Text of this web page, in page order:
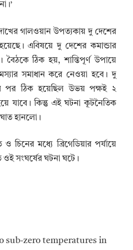
গালওয়ান উপত্যকায় দু দেশের
এবিষয়ে দু দেশের কমান্ডার
বৈঠকে ঠিক হয়, শান্তিপূর্ণ উপায়ে
সমাধান করে নেওয়া হবে। দু
পর ঠিক হয়েছিল উভয় পক্ষই ২
যাবে। কিন্তু এই ঘটনা কূটনৈতিক
হানলো।
চিনের মধ্যে ব্রিগেডিয়ার পর্যায়ে
সংঘর্ষের ঘটনা ঘটে।
sub-zero temperatures in